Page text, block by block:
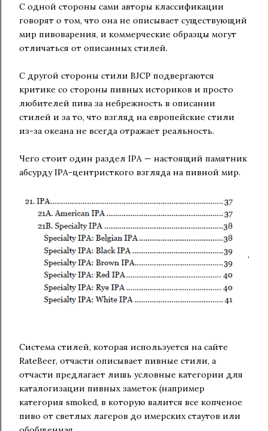
С одной стороны сами авторы классификации
говорят о том, что она не описывает существующий
мир пивоварения, и коммерческие образцы могут
отличаться от описанных стилей.
С другой стороны стили BJCP подвергаются
критике со стороны пивных историков и просто
любителей пива за небрежность в описании
стилей и за то, что взгляд на европейские стили
из-за океана не всегда отражает реальность.
Чего стоит один раздел IPA — настоящий памятник
абсурду IPA-центристкого взгляда на пивной мир.
Система стилей, которая используется на сайте
RateBeer, отчасти описывает пивные стили, а
отчасти предлагает лишь условные категории для
каталогизации пивных заметок (например
категория smoked, в которую валится все копченое
пиво от светлых лагеров до имерских стаутов или